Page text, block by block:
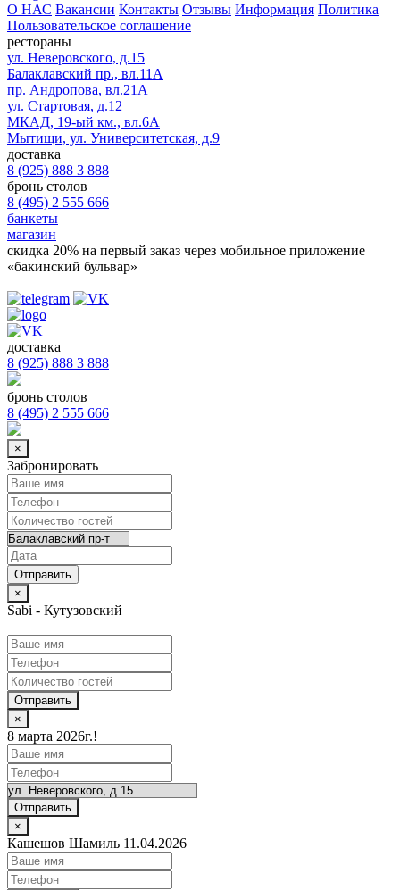
О НАС Вакансии Контакты Отзывы Информация Политика
Пользовательское соглашение
рестораны
ул. Неверовского, д.15
Балаклавский пр., вл.11А
пр. Андропова, вл.21А
ул. Стартовая, д.12
МКАД, 19-ый км., вл.6А
Мытищи, ул. Университетская, д.9
доставка
8 (925) 888 3 888
бронь столов
8 (495) 2 555 666
банкеты
магазин
скидка 20% на первый заказ через мобильное приложение
«бакинский бульвар»
доставка
8 (925) 888 3 888
бронь столов
8 (495) 2 555 666
×
Забронировать
×
Sabi - Кутузовский
Отправить
×
8 марта 2026г.!
Отправить
×
Кашешов Шамиль 11.04.2026